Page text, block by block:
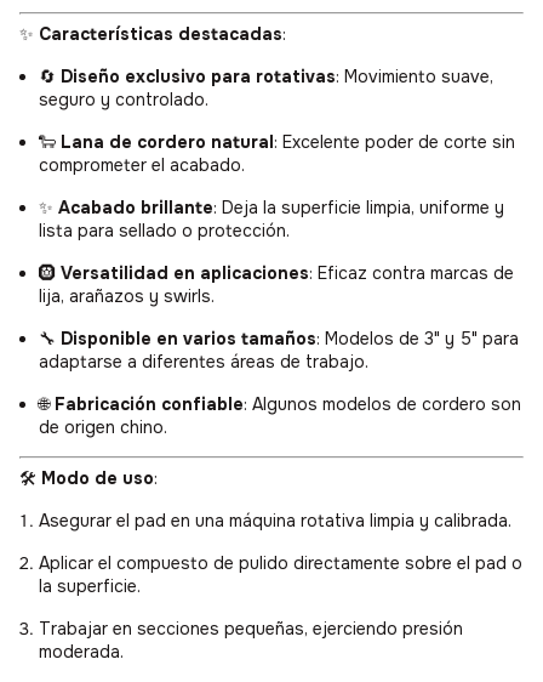
✨ Características destacadas:
🔄 Diseño exclusivo para rotativas: Movimiento suave,
seguro y controlado.
🐑 Lana de cordero natural: Excelente poder de corte sin
comprometer el acabado.
✨ Acabado brillante: Deja la superficie limpia, uniforme y
lista para sellado o protección.
🛞 Versatilidad en aplicaciones: Eficaz contra marcas de
lija, arañazos y swirls.
🔧 Disponible en varios tamaños: Modelos de 3" y 5" para
adaptarse a diferentes áreas de trabajo.
🌐 Fabricación confiable: Algunos modelos de cordero son
de origen chino.
🛠️ Modo de uso:
Asegurar el pad en una máquina rotativa limpia y calibrada.
Aplicar el compuesto de pulido directamente sobre el pad o
la superficie.
Trabajar en secciones pequeñas, ejerciendo presión
moderada.